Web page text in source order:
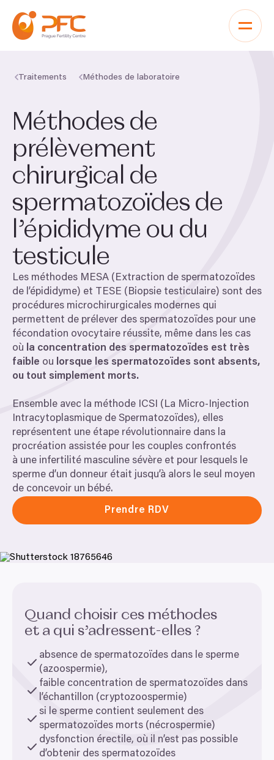
Traitements Méthodes de laboratoire
Méthodes de
prélèvement
chirurgical de
spermatozoïdes de
l’épididyme ou du
testicule
Les méthodes MESA (Extraction de spermatozoïdes
de l’épididyme) et TESE (Biopsie testiculaire) sont des
procédures microchirurgicales modernes qui
permettent de prélever des spermatozoïdes pour une
fécondation ovocytaire réussite, même dans les cas
où la concentration des spermatozoïdes est très
faible ou lorsque les spermatozoïdes sont absents,
ou tout simplement morts.
Ensemble avec la méthode ICSI (La Micro-Injection
Intracytoplasmique de Spermatozoïdes), elles
représentent une étape révolutionnaire dans la
procréation assistée pour les couples confrontés
à une infertilité masculine sévère et pour lesquels le
sperme d’un donneur était jusqu’à alors le seul moyen
de concevoir un bébé.
Prendre RDV
Quand choisir ces méthodes
et a qui s’adressent-elles ?
absence de spermatozoïdes dans le sperme
(azoospermie),
faible concentration de spermatozoïdes dans
l’échantillon (cryptozoospermie)
si le sperme contient seulement des
spermatozoïdes morts (nécrospermie)
dysfonction érectile, où il n’est pas possible
d’obtenir des spermatozoïdes